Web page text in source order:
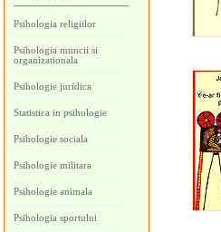
Psihologia religiilor
Psihologia muncii si
organizationala
Psihologie juridica
Statistica in psihologie
Psihologie sociala
Psihologie militara
Psihologie animala
Psihologia sportului